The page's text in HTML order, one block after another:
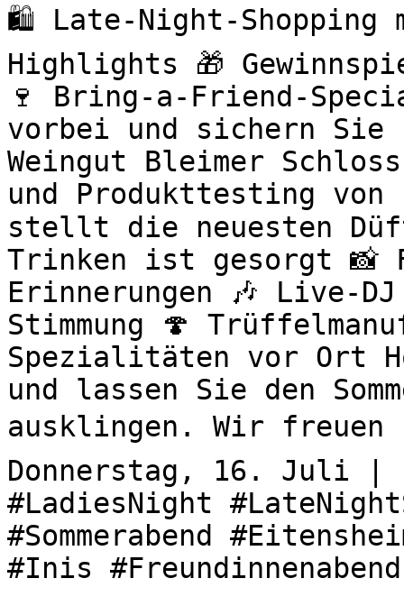
🛍️ Late-Night-
Highlights 🎁
🍷 Bring-a-Friend-
vorbei und sichern Sie
Weingut Bleimer
und Produkttesting
stellt die neuesten
Trinken ist gesorgt 📸
Erinnerungen 🎶
Stimmung 🍄
Spezialitäten vor Ort
und lassen Sie den
ausklingen. Wir freuen
Donnerstag, 16. Juli |
#LadiesNight
#Sommerabend
#Inis